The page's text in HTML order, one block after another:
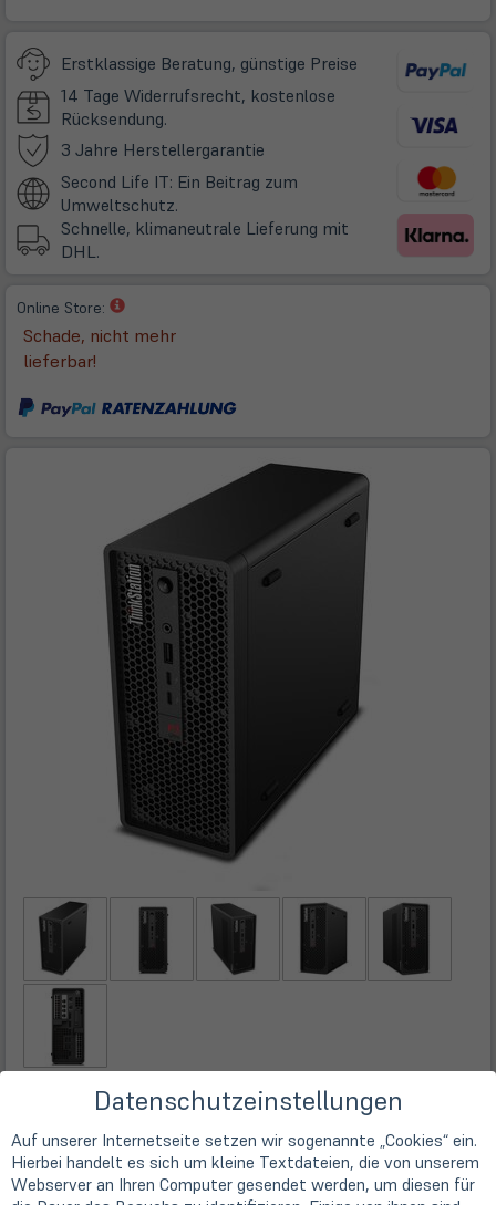
Erstklassige Beratung, günstige Preise
14 Tage Widerrufsrecht, kostenlose
Rücksendung.
3 Jahre Herstellergarantie
neuem
Tab)
Second Life IT: Ein Beitrag zum
Umweltschutz.
Schnelle, klimaneutrale Lieferung mit
DHL.
Online Store:
(öffnet
in
neuem
Schade, nicht mehr
lieferbar!
Hersteller
Datenschutzeinstellungen
Auf unserer Internetseite setzen wir sogenannte „Cookies“ ein.
Hierbei handelt es sich um kleine Textdateien, die von unserem
Webserver an Ihren Computer gesendet werden, um diesen für